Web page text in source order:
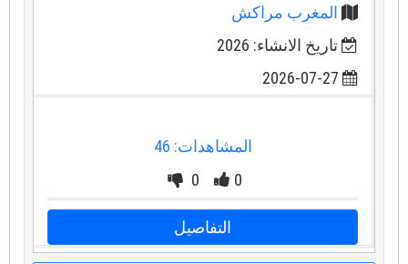
المغرب مراكش
تاريخ الانشاء: 2026
2026-07-27
المشاهدات: 46
0
0
التفاصيل